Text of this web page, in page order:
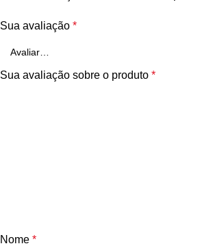
Sua avaliação *
Sua avaliação sobre o produto *
Nome *